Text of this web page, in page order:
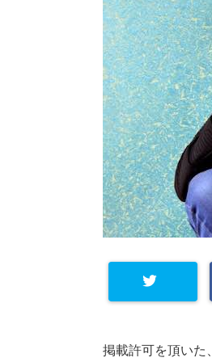
掲載許可を頂いた